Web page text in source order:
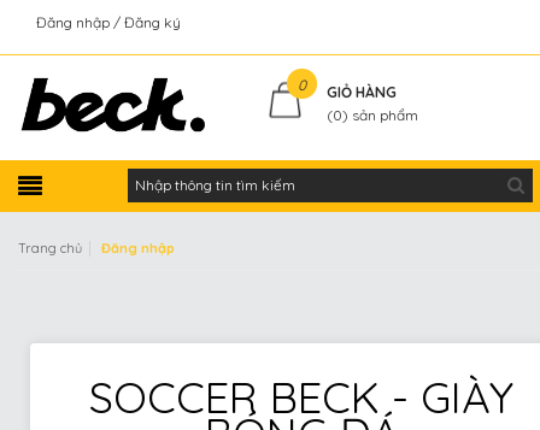
Đăng nhập Đăng ký
0
GIỎ HÀNG
(0) sản phẩm
Trang chủ Đăng nhập
SOCCER BECK - GIÀY